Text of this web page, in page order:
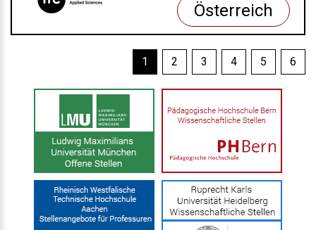
Österreich
1 2 3 4 5 6